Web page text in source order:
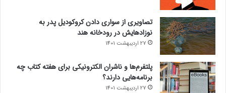
تصاویری از سواری دادن کروکودیل پدر به
نوزادهایش در رودخانه هند
27 اردیبهشت 1401
پلتفرم‌ها و ناشران الکترونیکی برای هفته کتاب چه
برنامه‌هایی دارند؟
27 اردیبهشت 1401